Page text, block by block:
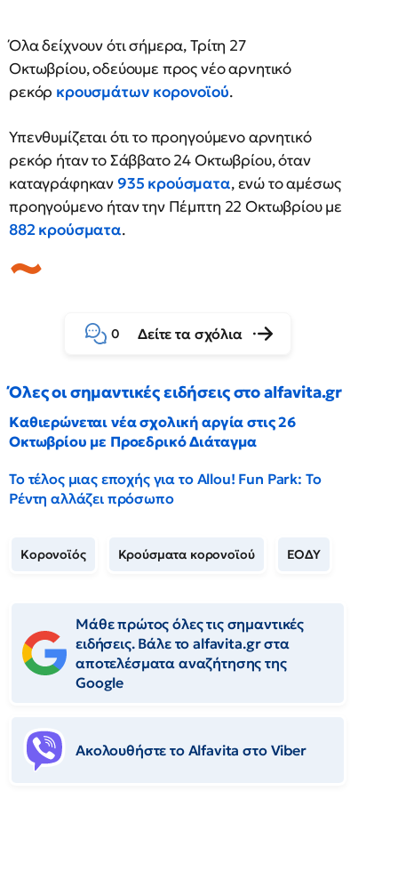
Όλα δείχνουν ότι σήμερα, Τρίτη 27
Οκτωβρίου, οδεύουμε προς νέο αρνητικό
ρεκόρ κρουσμάτων κορονοϊού.
Υπενθυμίζεται ότι το προηγούμενο αρνητικό
ρεκόρ ήταν το Σάββατο 24 Οκτωβρίου, όταν
καταγράφηκαν935 κρούσματα, ενώ το αμέσως
προηγούμενο ήταν την Πέμπτη 22 Οκτωβρίου με
882 κρούσματα.
0 Δείτε τα σχόλια
Όλες οι σημαντικές ειδήσεις στο alfavita.gr
Καθιερώνεται νέα σχολική αργία στις 26
Οκτωβρίου με Προεδρικό Διάταγμα
Το τέλος μιας εποχής για το Allou! Fun Park: Το
Ρέντη αλλάζει πρόσωπο
Κορονοϊός Κρούσματα κορονοϊού ΕΟΔΥ
Μάθε πρώτος όλες τις σημαντικές
ειδήσεις. Βάλε το alfavita.gr στα
αποτελέσματα αναζήτησης της
Google
Ακολουθήστε το Αlfavita στο Viber